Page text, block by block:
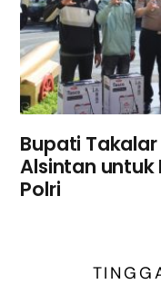
Bupati
Alsintan untuk
Polri